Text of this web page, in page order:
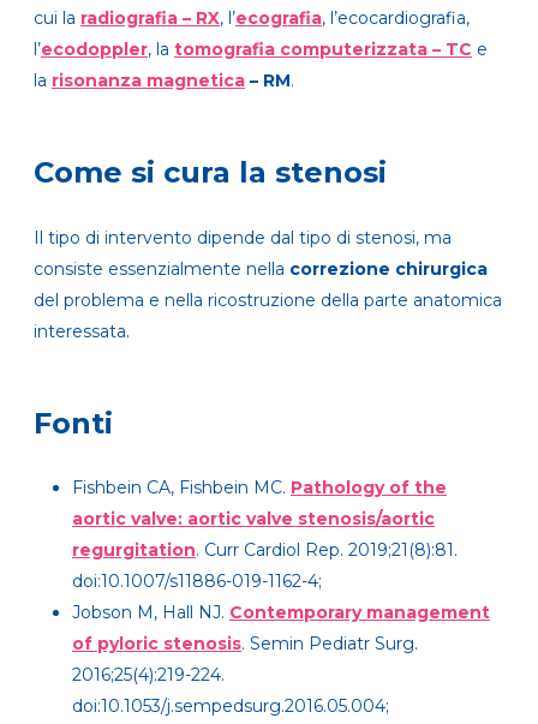
cui la radiografia – RX, l’ecografia, l’ecocardiografia,
l’ecodoppler, la tomografia computerizzata – TC e
la risonanza magnetica – RM.
Come si cura la stenosi
Il tipo di intervento dipende dal tipo di stenosi, ma
consiste essenzialmente nella correzione chirurgica
del problema e nella ricostruzione della parte anatomica
interessata.
Fonti
Fishbein CA, Fishbein MC. Pathology of the
aortic valve: aortic valve stenosis/aortic
regurgitation. Curr Cardiol Rep. 2019;21(8):81.
doi:10.1007/s11886-019-1162-4;
Jobson M, Hall NJ. Contemporary management
of pyloric stenosis. Semin Pediatr Surg.
2016;25(4):219-224.
doi:10.1053/j.sempedsurg.2016.05.004;